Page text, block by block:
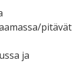
pitävät
ja